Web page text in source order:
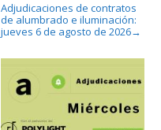
Adjudicaciones de contratos
de alumbrado e iluminación:
jueves 6 de agosto de 2026→